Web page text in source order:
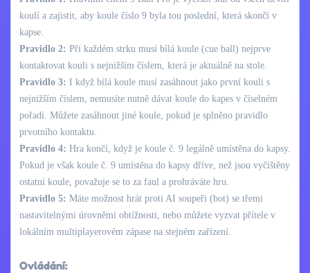
koulí a zajistit, aby koule číslo 9 byla tou poslední, která skončí v
kapse.
Pravidlo 2: Při každém strku musí bílá koule (cue ball) nejprve
kontaktovat kouli s nejnižším číslem, která je aktuálně na stole.
Pravidlo 3: I když bílá koule musí zasáhnout jako první kouli s
nejnižším číslem, nemusíte nutně dávat koule do kapes v číselném
pořadí. Můžete zasáhnout jiné koule, pokud je splněno pravidlo
prvotního kontaktu.
Pravidlo 4: Hra končí, když je koule č. 9 legálně umístěna do kapsy.
Pokud je však koule č. 9 umístěna do kapsy dříve, než jsou vyčištěny
ostatní koule, považuje se to za faul a prohráváte hru.
Pravidlo 5: Máte možnost hrát proti AI soupeři (bot) se třemi
nastavitelnými úrovněmi obtížnosti, nebo můžete vyzvat přítele v
lokálním multiplayerovém zápase na stejném zařízení.
Ovládání: